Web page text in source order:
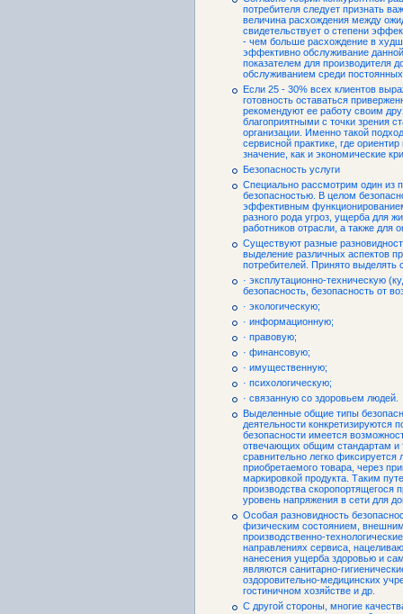
потребителя следует признать
величина расхождения между
свидетельствует о степени
- чем больше расхождение в
эффективно обслуживание
показателем для производителя
обслуживанием среди
Если 25 - 30% всех клиентов
готовность оставаться
рекомендуют ее работу своим
благоприятными с точки зрения
организации. Именно такой
сервисной практике, где
значение, как и экономические
Безопасность услуги
Специально рассмотрим один из
безопасностью. В целом
эффективным
разного рода угроз, ущерба для
работников отрасли, а также для
Существуют разные
выделение различных аспектов
потребителей. Принято
· эксплутационно-техническую
безопасность, безопасность от
· экологическую;
· информационную;
· правовую;
· финансовую;
· имущественную;
· психологическую;
· связанную со здоровьем людей.
Выделенные общие типы
деятельности конкретизируются
безопасности имеется
отвечающих общим стандартам и
сравнительно легко
приобретаемого товара, через
маркировкой продукта. Таким
производства скоропортящегося
уровень напряжения в сети для
Особая разновидность
физическим состоянием,
производственно-
направлениях сервиса,
нанесения ущерба здоровью и
являются санитарно-
оздоровительно-медицинских
гостиничном хозяйстве и др.
С другой стороны, многие